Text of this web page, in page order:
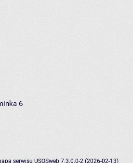
6
serwisu USOSweb 7.3.0.0-2 (2026-02-13)